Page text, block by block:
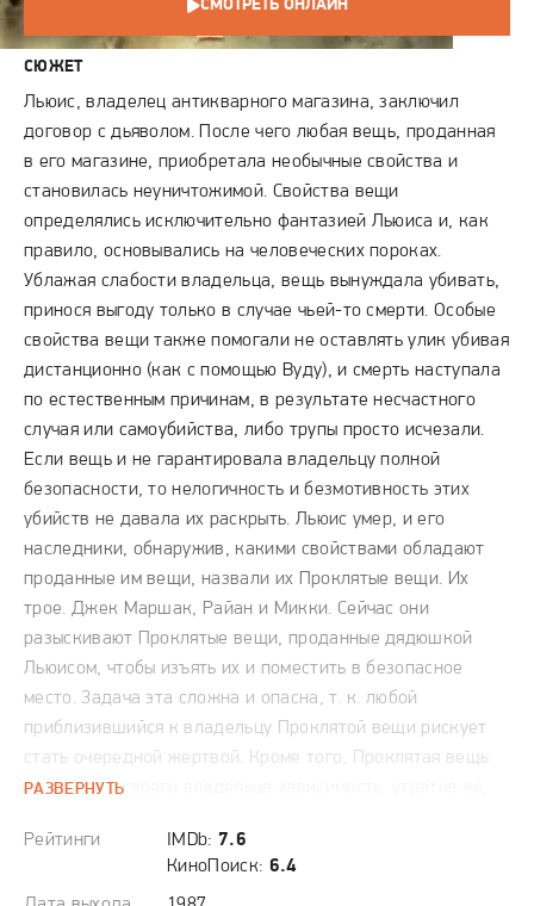
СМОТРЕТЬ ОНЛАЙН
СЮЖЕТ
Льюис, владелец антикварного магазина, заключил
договор с дьяволом. После чего любая вещь, проданная
в его магазине, приобретала необычные свойства и
становилась неуничтожимой. Свойства вещи
определялись исключительно фантазией Льюиса и, как
правило, основывались на человеческих пороках.
Ублажая слабости владельца, вещь вынуждала убивать,
принося выгоду только в случае чьей-то смерти. Особые
свойства вещи также помогали не оставлять улик убивая
дистанционно (как с помощью Вуду), и смерть наступала
по естественным причинам, в результате несчастного
случая или самоубийства, либо трупы просто исчезали.
Если вещь и не гарантировала владельцу полной
безопасности, то нелогичность и безмотивность этих
убийств не давала их раскрыть. Льюис умер, и его
наследники, обнаружив, какими свойствами обладают
проданные им вещи, назвали их Проклятые вещи. Их
трое. Джек Маршак, Райан и Микки. Сейчас они
разыскивают Проклятые вещи, проданные дядюшкой
Льюисом, чтобы изъять их и поместить в безопасное
место. Задача эта сложна и опасна, т. к. любой
приблизившийся к владельцу Проклятой вещи рискует
стать очередной жертвой. Кроме того, Проклятая вещь
вызывает у своего владельца зависимость, утратив её,
правило, Проклятая вещь переходит к следующему
владельцу, убивая предыдущего. Но, поскольку
РАЗВЕРНУТЬ
Рейтинги IMDb: 7.6
КиноПоиск: 6.4